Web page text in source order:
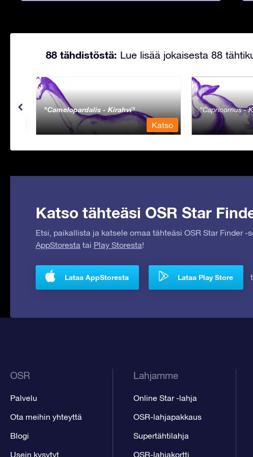
88 tähdistöstä: Lue lisää jokaisesta 88
Camelopardalis - Kirahvi
Katso
Capricornus -
Katso tähteäsi OSR Star
Etsi, paikallista ja katsele omaa tähteäsi OSR Star Finder
AppStoresta tai Play Storesta!
Lataa AppStoresta Lataa Play Store
OSR
Palvelu
Ota meihin yhteyttä
Blogi
Usein kysytyt
Lahjamme
Online Star -lahja
OSR-lahjapakkaus
Supertähtilahja
OSR-lahjakortti